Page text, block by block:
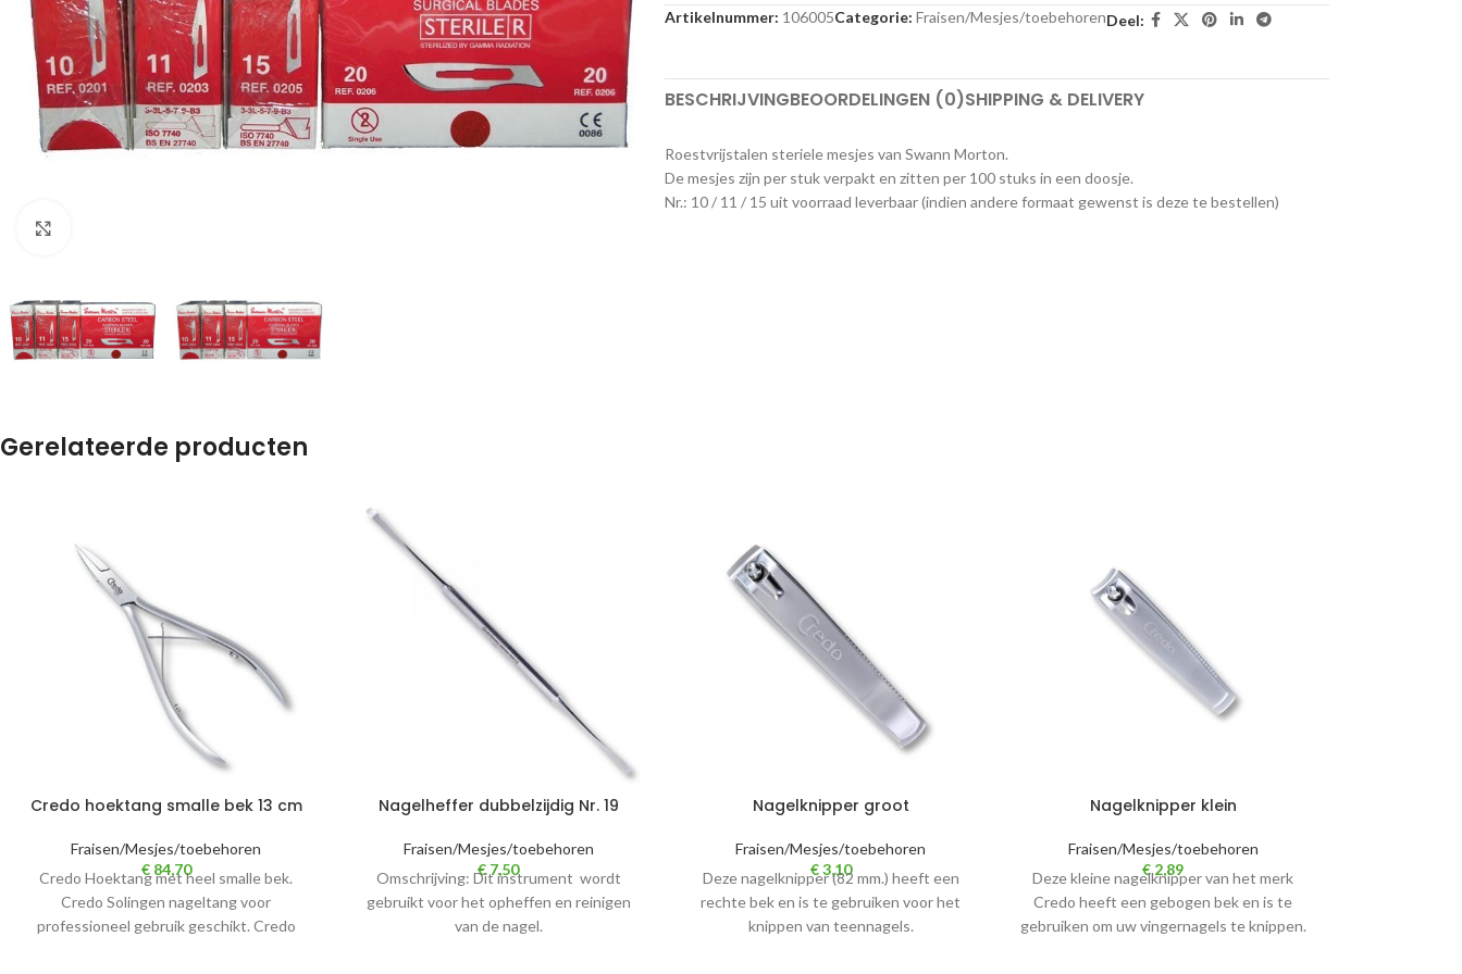
Artikelnummer: 106005Categorie: Fraisen/Mesjes/toebehorenDeel:
BESCHRIJVINGBEOORDELINGEN (0)SHIPPING & DELIVERY
Roestvrijstalen steriele mesjes van Swann Morton.
De mesjes zijn per stuk verpakt en zitten per 100 stuks in een doosje.
Nr.: 10 / 11 / 15 uit voorraad leverbaar (indien andere formaat gewenst is deze te bestellen)
Gerelateerde producten
Credo hoektang smalle bek 13 cm
Fraisen/Mesjes/toebehoren
€84,70
Credo Hoektang met heel smalle bek.
Credo Solingen nageltang voor
professioneel gebruik geschikt. Credo
Nagelheffer dubbelzijdig Nr. 19
Fraisen/Mesjes/toebehoren
€7,50
Omschrijving: Dit instrument wordt
gebruikt voor het opheffen en reinigen
van de nagel.
Nagelknipper groot
Fraisen/Mesjes/toebehoren
€3,10
Deze nagelknipper (82 mm.) heeft een
rechte bek en is te gebruiken voor het
knippen van teennagels.
Nagelknipper klein
Fraisen/Mesjes/toebehoren
€2,89
Deze kleine nagelknipper van het merk
Credo heeft een gebogen bek en is te
gebruiken om uw vingernagels te knippen.